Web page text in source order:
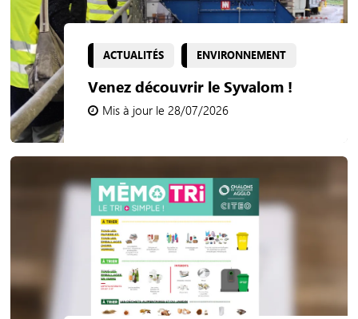
ACTUALITÉS ENVIRONNEMENT
Venez découvrir le Syvalom !
Mis à jour le 28/07/2026